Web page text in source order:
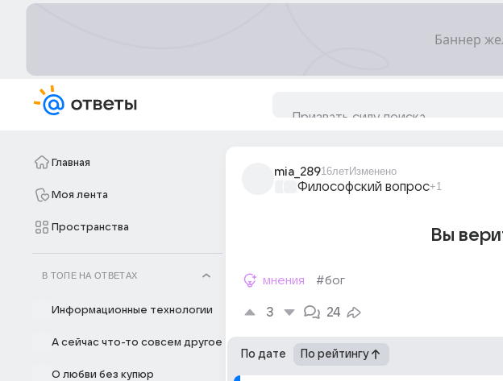
Главная
Моя лента
Пространства
В ТОПЕ НА ОТВЕТАХ
Информационные технологии
А сейчас что-то совсем другое
О любви без купюр
mia_28916летИзменено
Философский вопрос+1
Вы
мнения #бог
3 24
По дате По рейтингу